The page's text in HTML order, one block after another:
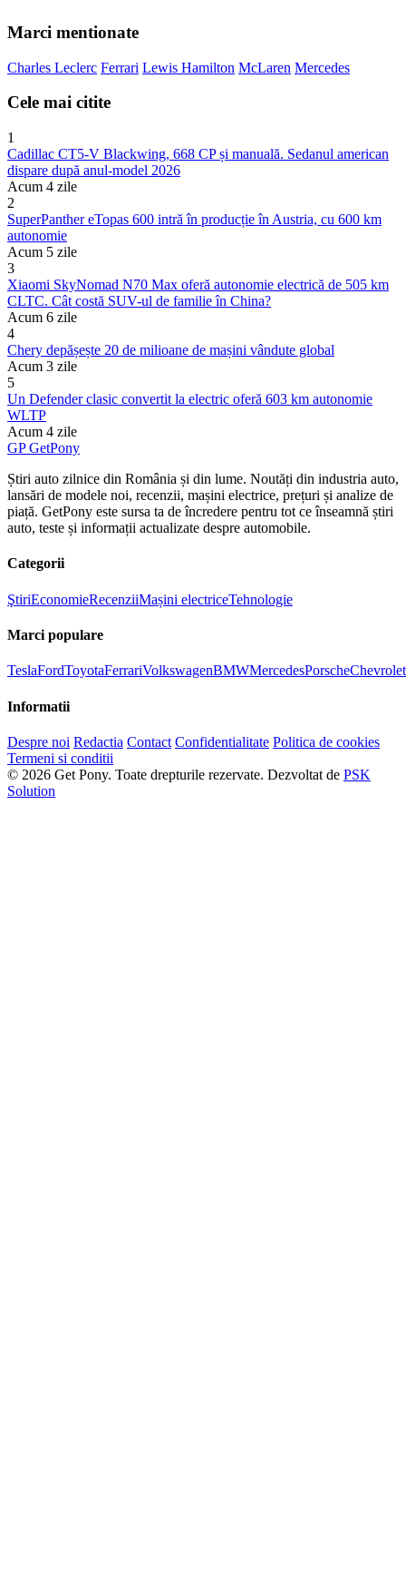
Marci mentionate
Charles Leclerc Ferrari Lewis Hamilton McLaren Mercedes
Cele mai citite
1
Cadillac CT5-V Blackwing, 668 CP și manuală. Sedanul american
dispare după anul-model 2026
Acum 4 zile
2
SuperPanther eTopas 600 intră în producție în Austria, cu 600 km
autonomie
Acum 5 zile
3
Xiaomi SkyNomad N70 Max oferă autonomie electrică de 505 km
CLTC. Cât costă SUV-ul de familie în China?
Acum 6 zile
4
Chery depășește 20 de milioane de mașini vândute global
Acum 3 zile
5
Un Defender clasic convertit la electric oferă 603 km autonomie
WLTP
Acum 4 zile
GPGetPony
Știri auto zilnice din România și din lume. Noutăți din industria auto,
lansări de modele noi, recenzii, mașini electrice, prețuri și analize de
piață. GetPony este sursa ta de încredere pentru tot ce înseamnă știri
auto, teste și informații actualizate despre automobile.
Categorii
ŞtiriEconomieRecenziiMașini electriceTehnologie
Marci populare
TeslaFordToyotaFerrariVolkswagenBMWMercedesPorscheChevrolet
Informatii
Despre noi Redactia Contact Confidentialitate Politica de cookies
Termeni si conditii
© 2026 Get Pony. Toate drepturile rezervate. Dezvoltat de PSK
Solution